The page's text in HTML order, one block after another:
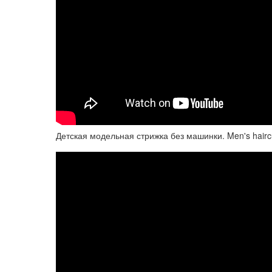
Детская модельная стрижка без машинки. Men's